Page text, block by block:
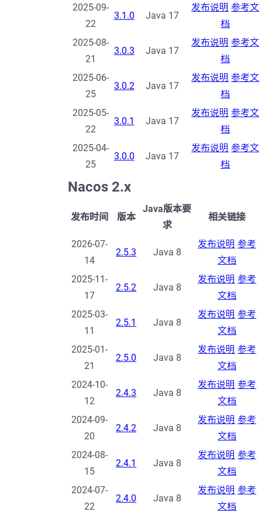
2025-09-
22
3.1.0 Java 17
发布说明 参考文
档
2025-08-
21
3.0.3 Java 17
发布说明 参考文
档
2025-06-
25
3.0.2 Java 17
发布说明 参考文
档
2025-05-
22
3.0.1 Java 17
发布说明 参考文
档
2025-04-
25
3.0.0 Java 17
发布说明 参考文
档
Nacos 2.x
发布时间 版本
Java版本要
求
相关链接
2026-07-
14
2.5.3 Java 8
发布说明 参考
文档
2025-11-
17
2.5.2 Java 8
发布说明 参考
文档
2025-03-
11
2.5.1 Java 8
发布说明 参考
文档
2025-01-
21
2.5.0 Java 8
发布说明 参考
文档
2024-10-
12
2.4.3 Java 8
发布说明 参考
文档
2024-09-
20
2.4.2 Java 8
发布说明 参考
文档
2024-08-
15
2.4.1 Java 8
发布说明 参考
文档
2024-07-
22
2.4.0 Java 8
发布说明 参考
文档